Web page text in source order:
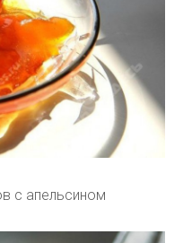
с апельсином